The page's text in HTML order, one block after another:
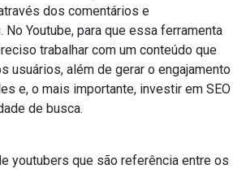
dos comentários e
No Youtube, para que essa ferramenta
trabalhar com um conteúdo que
usuários, além de gerar o engajamento
e, o mais importante, investir em SEO
de busca.
youtubers que são referência entre os